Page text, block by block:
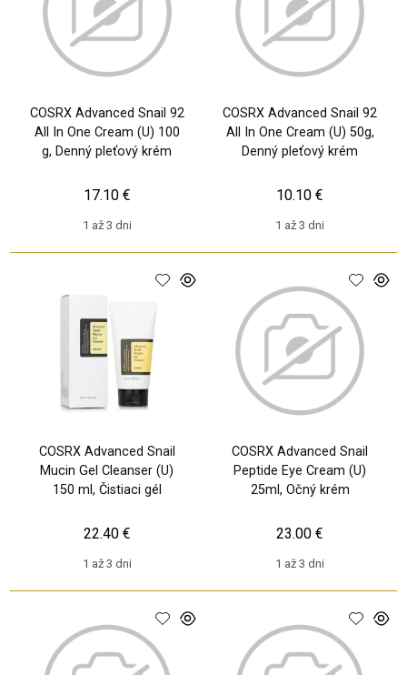
COSRX Advanced Snail 92
All In One Cream (U) 100
g, Denný pleťový krém
1 až 3 dni
17.10 €
COSRX Advanced Snail 92
All In One Cream (U) 50g,
Denný pleťový krém
1 až 3 dni
10.10 €
COSRX Advanced Snail
Mucin Gel Cleanser (U)
150 ml, Čistiaci gél
1 až 3 dni
22.40 €
COSRX Advanced Snail
Peptide Eye Cream (U)
25ml, Očný krém
1 až 3 dni
23.00 €